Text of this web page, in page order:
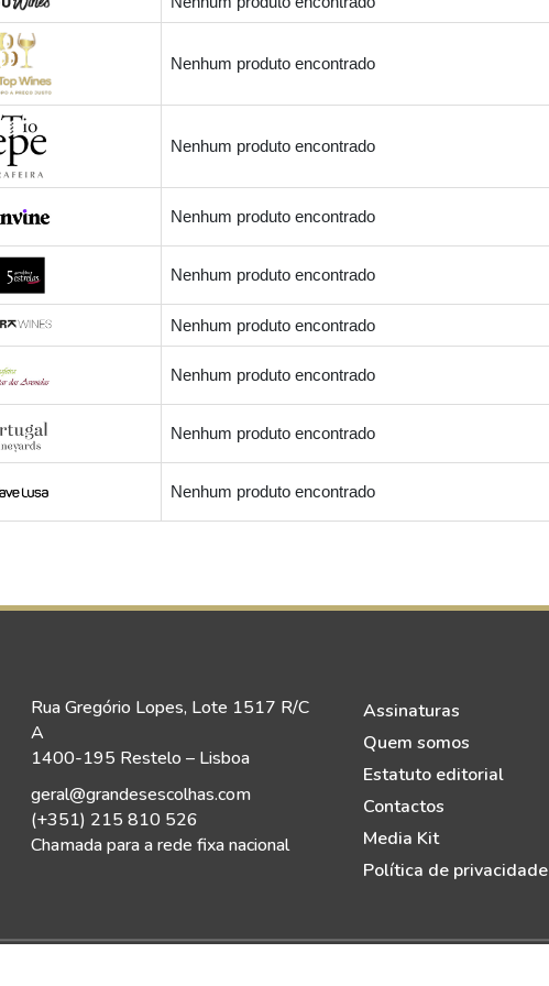
Nenhum produto encontrado
Nenhum produto encontrado
Nenhum produto encontrado
Nenhum produto encontrado
Nenhum produto encontrado
Nenhum produto encontrado
Nenhum produto encontrado
Nenhum produto encontrado
Rua Gregório Lopes, Lote 1517 R/C
A
1400-195 Restelo – Lisboa
geral@grandesescolhas.com
(+351) 215 810 526
Chamada para a rede fixa nacional
Assinaturas
Quem somos
Estatuto editorial
Contactos
Media Kit
Política de privacidade